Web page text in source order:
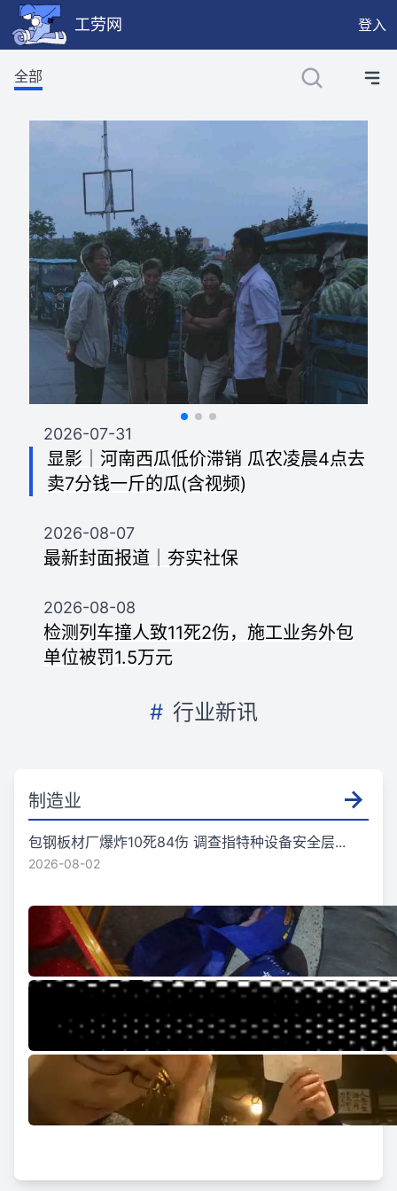
工劳网
登入
全部
2026-07-31
显影｜河南西瓜低价滞销 瓜农凌晨4点去
卖7分钱一斤的瓜(含视频)
2026-08-07
最新封面报道｜夯实社保
2026-08-08
检测列车撞人致11死2伤，施工业务外包
单位被罚1.5万元
# 行业新讯
制造业
包钢板材厂爆炸10死84伤 调查指特种设备安全层...
2026-08-02